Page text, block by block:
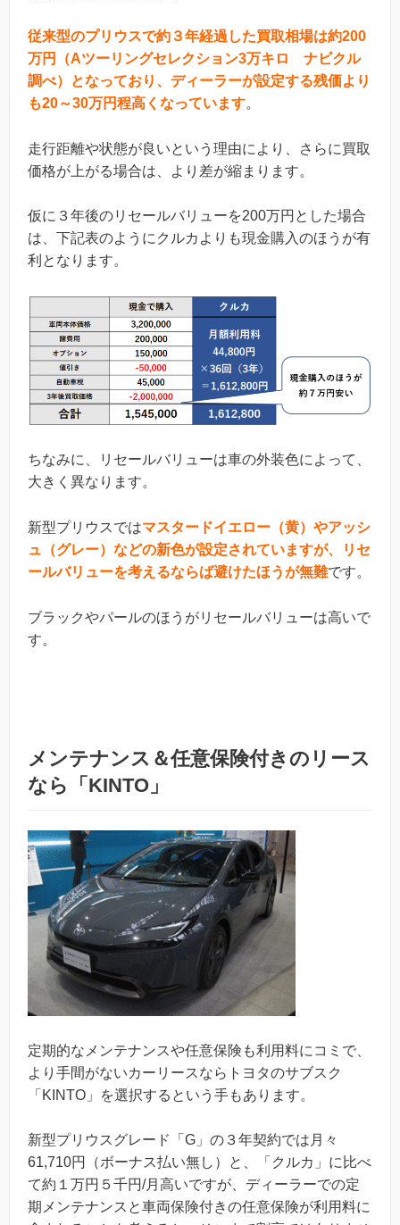
従来型のプリウスで約３年経過した買取相場は約200
万円（Aツーリングセレクション3万キロ ナビクル
調べ）となっており、ディーラーが設定する残価より
も20～30万円程高くなっています。
走行距離や状態が良いという理由により、さらに買取
価格が上がる場合は、より差が縮まります。
仮に３年後のリセールバリューを200万円とした場合
は、下記表のようにクルカよりも現金購入のほうが有
利となります。
ちなみに、リセールバリューは車の外装色によって、
大きく異なります。
新型プリウスではマスタードイエロー（黄）やアッシ
ュ（グレー）などの新色が設定されていますが、リセ
ールバリューを考えるならば避けたほうが無難です。
ブラックやパールのほうがリセールバリューは高いで
す。
メンテナンス＆任意保険付きのリース
なら「KINTO」
定期的なメンテナンスや任意保険も利用料にコミで、
より手間がないカーリースならトヨタのサブスク
「KINTO」を選択するという手もあります。
新型プリウスグレード「G」の３年契約では月々
61,710円（ボーナス払い無し）と、「クルカ」に比べ
て約１万円５千円/月高いですが、ディーラーでの定
期メンテナンスと車両保険付きの任意保険が利用料に